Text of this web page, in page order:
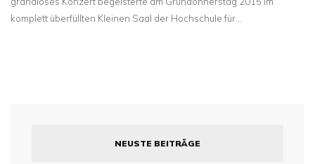
komplett überfüllten Kleinen Saal der Hochschule für…
NEUSTE BEITRÄGE